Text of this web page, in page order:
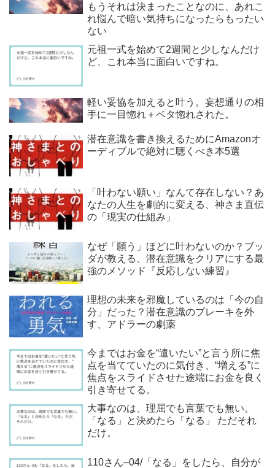
もうそれは決まったことなのに、あれこ
れ悩んで暗い気持ちになったらもったい
ない
元祖一式を始めて2週間と少しなんだけ
ど、これ本当に面白いですね。
軽い妥協を加えると叶う。妄想通りの相
手に一目惚れ＋ベタ惚れされた。
潜在意識を書き換えるためにAmazonオ
ーディブルで絶対に聴くべき本5選
「叶わない願い」なんて存在しない？あ
なたの人生を劇的に変える、神さま直伝
の「現実の仕組み」
なぜ「願う」ほどに叶わないのか？ブッ
ダが教える、潜在意識をクリアにする最
強のメソッド『反応しない練習』
理想の未来を邪魔しているのは「今の自
分」だった？潜在意識のブレーキを外
す、アドラーの劇薬
今まではお金を“遣いたい”と言う所に焦
点を当てていたのに気付き、“増える”に
焦点をスライドさせた途端にお金を良く
引き寄せてる。
大事なのは、理屈でも言葉でも無い。
「なる」と決めたら「なる」 ただそれ
だけ。
110さん–04/「なる」をしたら、自分が